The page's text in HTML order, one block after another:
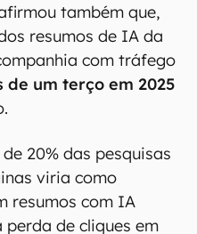
também que,
resumos de IA da
com tráfego
um terço em 2025
20% das pesquisas
viria como
resumos com IA
de cliques em